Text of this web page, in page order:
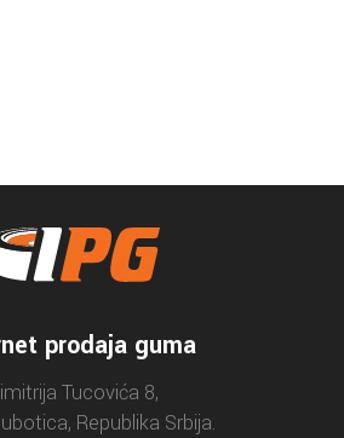
prodaja guma
Tucovića 8,
Republika Srbija.